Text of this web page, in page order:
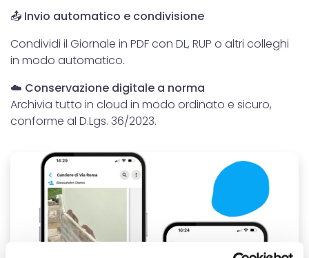
📤 Invio automatico e condivisione
Condividi il Giornale in PDF con DL, RUP o altri colleghi
in modo automatico.
☁️ Conservazione digitale a norma
Archivia tutto in cloud in modo ordinato e sicuro,
conforme al D.Lgs. 36/2023.